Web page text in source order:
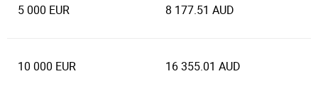
5 000 EUR 8 177.51 AUD
10 000 EUR 16 355.01 AUD